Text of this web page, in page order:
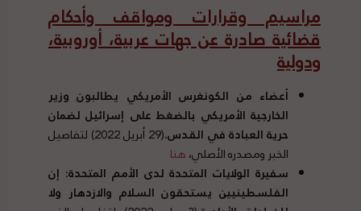
مراسيم وقرارات ومواقف وأحكام
قضائية صادرة عن جهات عربية، أوروبية،
ودولية
أعضاء من الكونغرس الأمريكي يطالبون وزير
الخارجية الأمريكي بالضغط على إسرائيل لضمان
حرية العبادة في القدس.
(29 أبريل 2022) لتفاصيل
الخبر ومصدره الأصلي،هنا
سفيرة الولايات المتحدة لدى الأمم المتحدة: إن
الفلسطينيين يستحقون السلام والازدهار ولا